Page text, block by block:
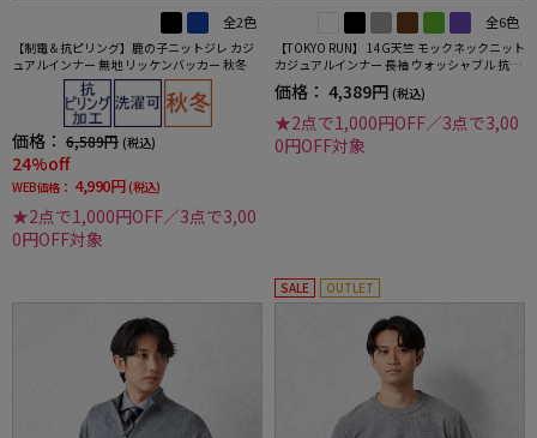
全2色
【制電＆抗ピリング】鹿の子ニットジレ カジ
ュアルインナー 無地 リッケンバッカー 秋冬
価格： 6,589円 (税込)
24%off
WEB価格： 4,990円 (税込)
★2点で1,000円OFF／3点で3,00
0円OFF対象
全6色
【TOKYO RUN】 14G天竺 モックネックニット
カジュアルインナー 長袖 ウォッシャブル 抗ピ
リング 吸汗速乾 秋冬
価格： 4,389円 (税込)
★2点で1,000円OFF／3点で3,00
0円OFF対象
SALE OUTLET